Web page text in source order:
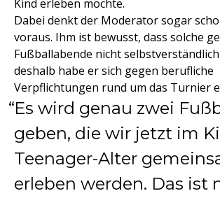
Kind erleben möchte.
Dabei denkt der Moderator sogar
voraus. Ihm ist bewusst, dass solche
Fußballabende nicht
deshalb habe er sich gegen berufliche
Verpflichtungen rund um das Turnier
Es wird genau zwei
geben, die wir jetzt im
Teenager-Alter
erleben werden. Das ist